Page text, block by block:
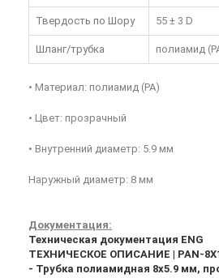
Твердость по Шору 55 ± 3 D
Шланг/трубка полиамид
• Материал: полиамид (PA)
• Цвет: прозрачный
• Внутренний диаметр: 5.9 мм
Наружный диаметр: 8 мм
Документация:
Техническая документация ENG
ТЕХНИЧЕСКОЕ ОПИСАНИЕ | PAN-
- Трубка полиамидная 8x5.9 мм,